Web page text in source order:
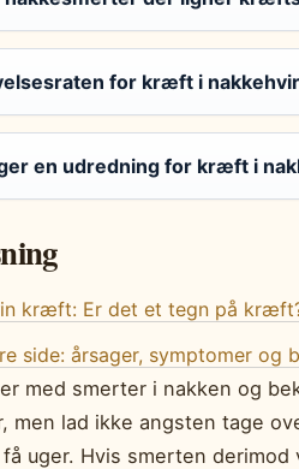
for kræft i
en udredning for kræft i
kræft: Er det et tegn på
side: årsager, symptomer og
med smerter i nakken og
men lad ikke angsten tage
uger. Hvis smerten